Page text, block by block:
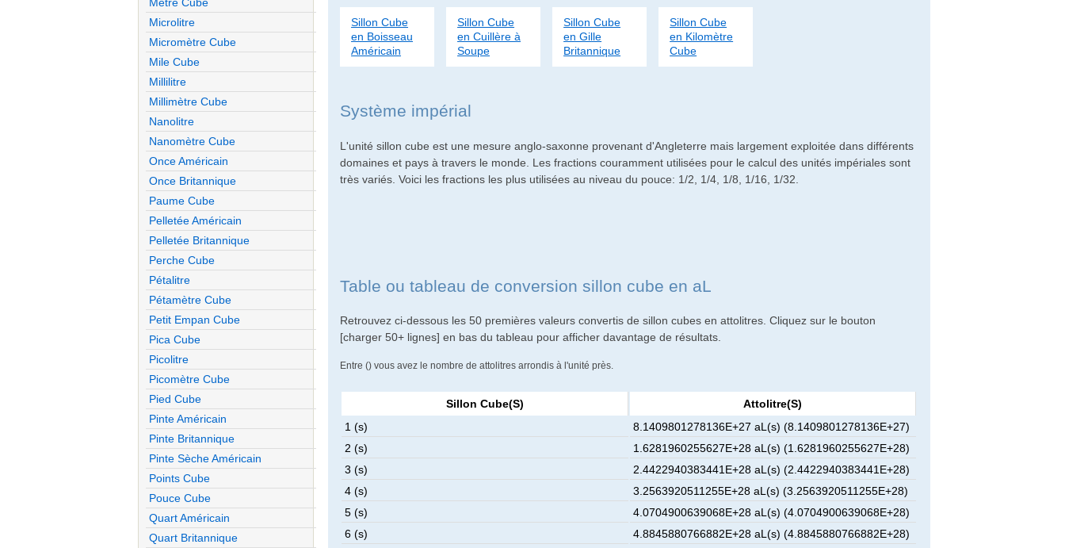
Sillon Cube
en Boisseau
Américain
Sillon Cube
en Cuillère à
Soupe
Sillon Cube
en Gille
Britannique
Sillon Cube
en Kilomètre
Cube
Système impérial
L'unité sillon cube est une mesure anglo-saxonne provenant d'Angleterre mais largement exploitée dans différents
domaines et pays à travers le monde. Les fractions couramment utilisées pour le calcul des unités impériales sont
très variés. Voici les fractions les plus utilisées au niveau du pouce: 1/2, 1/4, 1/8, 1/16, 1/32.
Table ou tableau de conversion sillon cube en aL
Retrouvez ci-dessous les 50 premières valeurs convertis de sillon cubes en attolitres. Cliquez sur le bouton
[charger 50+ lignes] en bas du tableau pour afficher davantage de résultats.
Entre () vous avez le nombre de attolitres arrondis à l'unité près.
Sillon Cube(s)
Attolitre(s)
1 (s)
8.1409801278136E+27 aL(s) (8.1409801278136E+27)
2 (s)
1.6281960255627E+28 aL(s) (1.6281960255627E+28)
3 (s)
2.4422940383441E+28 aL(s) (2.4422940383441E+28)
4 (s)
3.2563920511255E+28 aL(s) (3.2563920511255E+28)
5 (s)
4.0704900639068E+28 aL(s) (4.0704900639068E+28)
6 (s)
4.8845880766882E+28 aL(s) (4.8845880766882E+28)
Microlitre
Micromètre Cube
Mile Cube
Millilitre
Millimètre Cube
Nanolitre
Nanomètre Cube
Once Américain
Once Britannique
Paume Cube
Pelletée Américain
Pelletée Britannique
Perche Cube
Pétalitre
Pétamètre Cube
Petit Empan Cube
Pica Cube
Picolitre
Picomètre Cube
Pied Cube
Pinte Américain
Pinte Britannique
Pinte Sèche Américain
Points Cube
Pouce Cube
Quart Américain
Quart Britannique